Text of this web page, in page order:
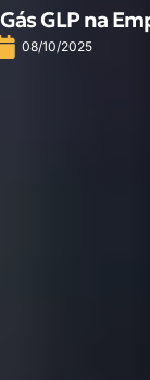
GLP na
08/10/2025